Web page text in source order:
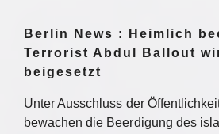
Berlin News : Heimlich
Terrorist Abdul Ballout
beigesetzt
Unter Ausschluss der
bewachen die Beerdigung des